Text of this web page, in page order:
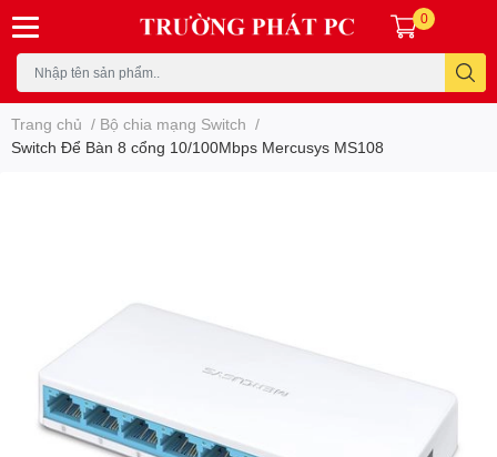
0
Trang chủ / Bộ chia mạng Switch /
Switch Để Bàn 8 cổng 10/100Mbps Mercusys MS108